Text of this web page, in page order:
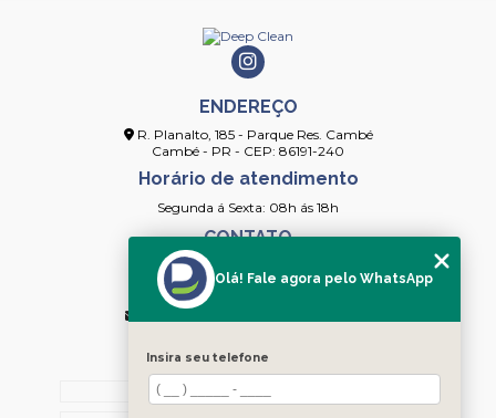
ENDEREÇO
R. Planalto, 185 - Parque Res. Cambé
Cambé - PR - CEP: 86191-240
Horário de atendimento
Segunda á Sexta: 08h ás 18h
CONTATO
(43) 3253-4154
(43) 99912-2091
MENU
HOME
Olá! Fale agora pelo WhatsApp
Insira seu telefone